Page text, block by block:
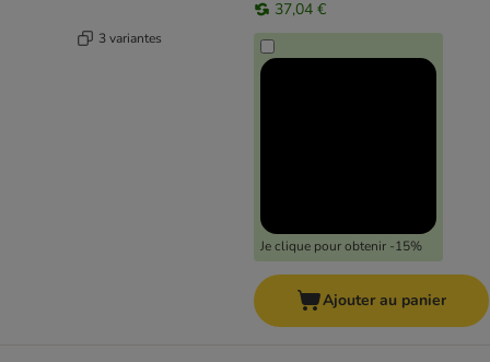
3 variantes
37,04 €
Je clique pour obtenir -15%
Ajouter au panier